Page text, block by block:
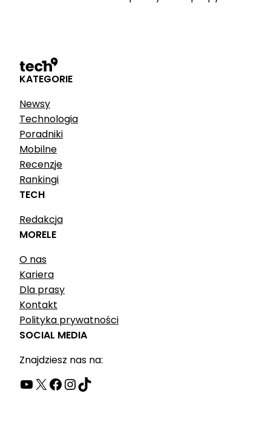
KATEGORIE
Newsy
Technologia
Poradniki
Mobilne
Recenzje
Rankingi
TECH
Redakcja
MORELE
O nas
Kariera
Dla prasy
Kontakt
Polityka prywatności
SOCIAL MEDIA
Znajdziesz nas na:
YouTube X Facebook InstagramTikTok